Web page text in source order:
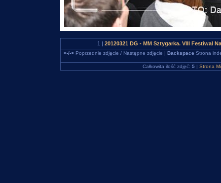
1 | 20120321 DG - MM Sztygarka. VIII Festiwal
<-/->Poprzednie zdjęcie / Następne zdjęcie | Backspace Strona
Całkowita ilość zdjęć: 5 | Strona